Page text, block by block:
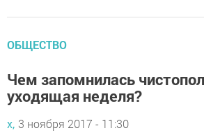
ОБЩЕСТВО
Чем запомнилась
уходящая неделя?
х, 3 ноября 2017 - 11:30